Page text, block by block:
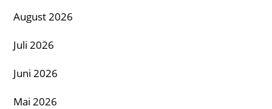
August 2026
Juli 2026
Juni 2026
Mai 2026